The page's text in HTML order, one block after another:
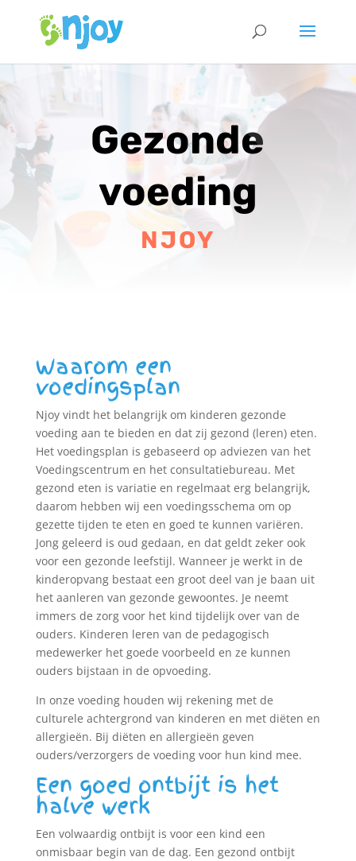
Gezonde
voeding
NJOY
Waarom een
voedingsplan
Njoy vindt het belangrijk om kinderen gezonde
voeding aan te bieden en dat zij gezond (leren) eten.
Het voedingsplan is gebaseerd op adviezen van het
Voedingscentrum en het consultatiebureau. Met
gezond eten is variatie en regelmaat erg belangrijk,
daarom hebben wij een voedingsschema om op
gezette tijden te eten en goed te kunnen variëren.
Jong geleerd is oud gedaan, en dat geldt zeker ook
voor een gezonde leefstijl. Wanneer je werkt in de
kinderopvang bestaat een groot deel van je baan uit
het aanleren van gezonde gewoontes. Je neemt
immers de zorg voor het kind tijdelijk over van de
ouders. Kinderen leren van de pedagogisch
medewerker het goede voorbeeld en ze kunnen
ouders bijstaan in de opvoeding.
In onze voeding houden wij rekening met de
culturele achtergrond van kinderen en met diëten en
allergieën. Bij diëten en allergieën geven
ouders/verzorgers de voeding voor hun kind mee.
Een goed ontbijt is het
halve werk
Een volwaardig ontbijt is voor een kind een
onmisbaar begin van de dag. Een gezond ontbijt